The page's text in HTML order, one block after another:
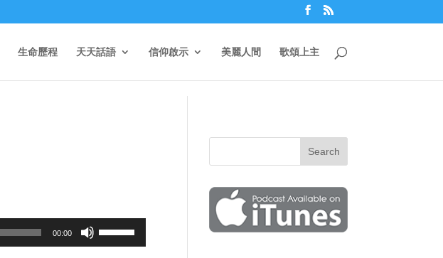
生命歷程 天天話語 信仰啟示 美麗人間 歌頌上主
00:00